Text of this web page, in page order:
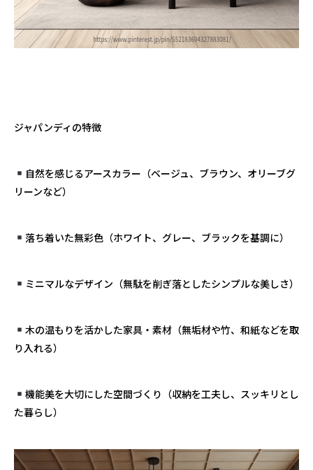
ジャパンディの特徴
自然を感じるアースカラー（ベージュ、ブラウン、オリーブグ
リーンなど）
落ち着いた無彩色（ホワイト、グレー、ブラックを基調に）
ミニマルなデザイン（無駄を削ぎ落としたシンプルな美しさ）
木の温もりを活かした家具・素材（無垢材や竹、和紙などを取
り入れる）
機能美を大切にした空間づくり（収納を工夫し、スッキリとし
た暮らし）